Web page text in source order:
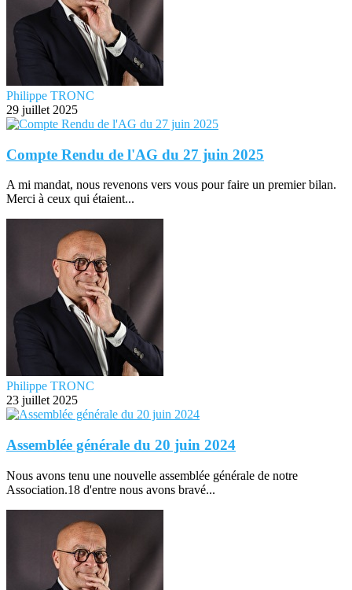
Philippe TRONC
29 juillet 2025
Compte Rendu de l'AG du 27 juin 2025
A mi mandat, nous revenons vers vous pour faire un premier bilan.
Merci à ceux qui étaient...
Philippe TRONC
23 juillet 2025
Assemblée générale du 20 juin 2024
Nous avons tenu une nouvelle assemblée générale de notre
Association.18 d'entre nous avons bravé...